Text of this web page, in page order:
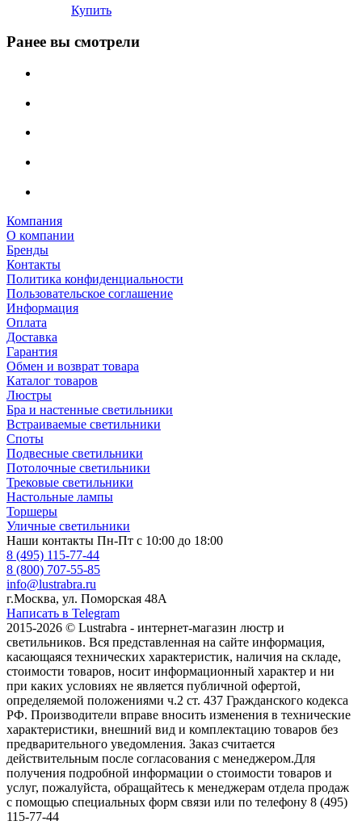
Купить
Ранее вы смотрели
Компания
О компании
Бренды
Контакты
Политика конфиденциальности
Пользовательское соглашение
Информация
Оплата
Доставка
Гарантия
Обмен и возврат товара
Каталог товаров
Люстры
Бра и настенные светильники
Встраиваемые светильники
Споты
Подвесные светильники
Потолочные светильники
Трековые светильники
Настольные лампы
Торшеры
Уличные светильники
Наши контакты Пн-Пт с 10:00 до 18:00
8 (495) 115-77-44
8 (800) 707-55-85
info@lustrabra.ru
г.Москва, ул. Поморская 48А
Написать в Telegram
2015-2026 © Lustrabra - интернет-магазин люстр и
светильников. Вся представленная на сайте информация,
касающаяся технических характеристик, наличия на складе,
стоимости товаров, носит информационный характер и ни
при каких условиях не является публичной офертой,
определяемой положениями ч.2 ст. 437 Гражданского кодекса
РФ. Производители вправе вносить изменения в технические
характеристики, внешний вид и комплектацию товаров без
предварительного уведомления. Заказ считается
действительным после согласования с менеджером.Для
получения подробной информации о стоимости товаров и
услуг, пожалуйста, обращайтесь к менеджерам отдела продаж
с помощью специальных форм связи или по телефону 8 (495)
115-77-44